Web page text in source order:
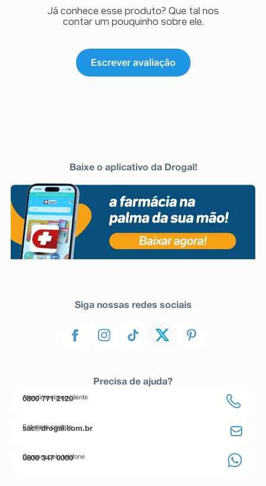
Já conhece esse produto? Que tal nos
contar um pouquinho sobre ele.
Escrever avaliação
Baixe o aplicativo da Drogal!
Siga nossas redes sociais
Precisa de ajuda?
Atendimento ao cliente
0800 771 2120
Entre em contato
sac@drogal.com.br
Compre pelo telefone
0800 347 0000